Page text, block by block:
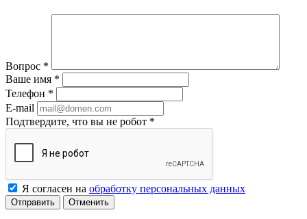
Вопрос *
Ваше имя *
Телефон *
E-mail
Подтвердите, что вы не робот *
Я согласен на обработку персональных данных
Отменить